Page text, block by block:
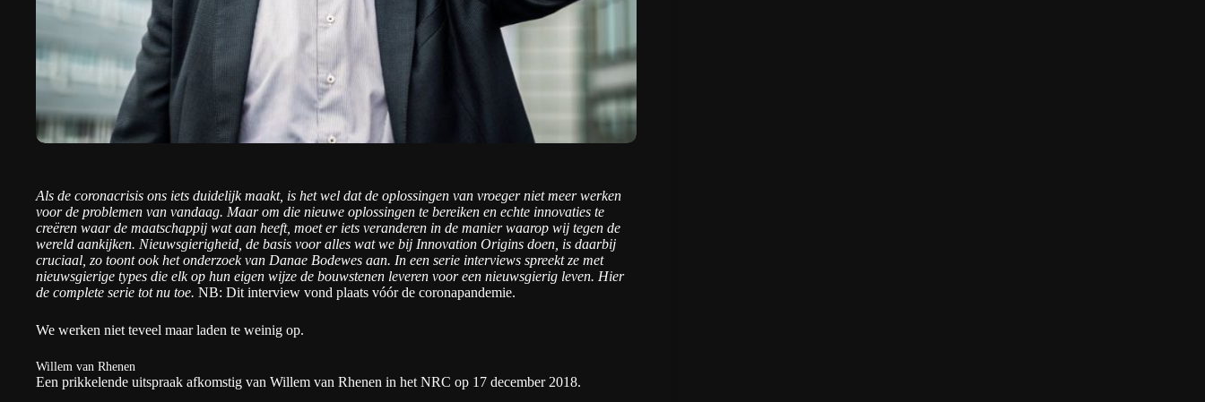
Als de coronacrisis ons iets duidelijk maakt, is het wel dat de oplossingen van vroeger niet meer werken
voor de problemen van vandaag. Maar om die nieuwe oplossingen te bereiken en echte innovaties te
creëren waar de maatschappij wat aan heeft, moet er iets veranderen in de manier waarop wij tegen de
wereld aankijken. Nieuwsgierigheid, de basis voor alles wat we bij Innovation Origins doen, is daarbij
cruciaal, zo toont ook het onderzoek van Danae Bodewes aan. In een serie interviews spreekt ze met
nieuwsgierige types die elk op hun eigen wijze de bouwstenen leveren voor een nieuwsgierig leven. Hier
de complete serie tot nu toe. NB: Dit interview vond plaats vóór de coronapandemie.
We werken niet teveel maar laden te weinig op.
Willem van Rhenen
Een prikkelende uitspraak afkomstig van Willem van Rhenen in het NRC op 17 december 2018.